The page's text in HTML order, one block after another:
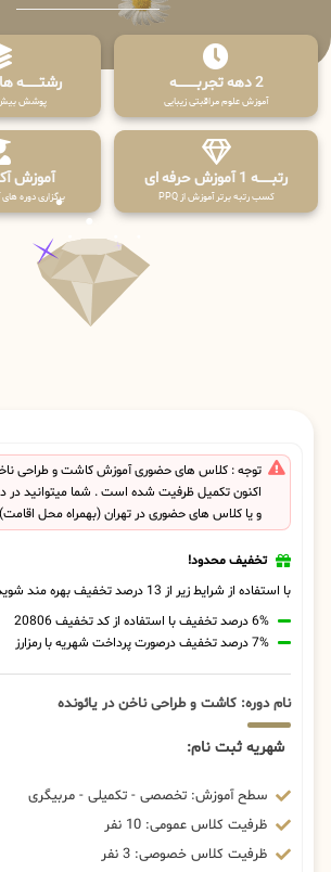
2 دهه تجربـــــــــه
آموزش علوم مراقبتی زیبایی پوشش بیش از
رتبــــــه 1 آموزش حرفه ای
کسب رتبه برتر آموزش از PPQ
آموزش
برگزاری دوره
توجه : کلاس های حضوری آموزش کاشت و طراحی
اکنون تکمیل ظرفیت شده است . شما میتوانید در
و یا کلاس های حضوری در تهران (بهمراه محل
تخفیف محدود!
با استفاده از شرایط زیر از 13 درصد تخفیف بهره مند شوید.
6% درصد تخفیف با استفاده از کد تخفیف 20806
7% درصد تخفیف درصورت پرداخت شهریه با رمزارز
نام دوره: کاشت و طراحی ناخن در یائونده
شهریه ثبت نام:
سطح آموزش: تخصصی - تکمیلی - مربیگری
ظرفیت کلاس عمومی: 10 نفر
ظرفیت کلاس خصوصی: 3 نفر